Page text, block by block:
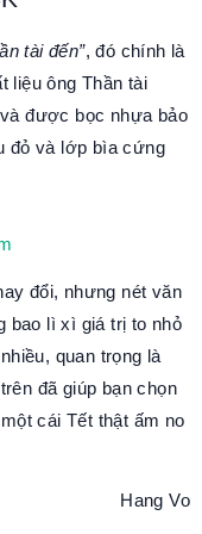
tài đến”, đó chính là
liệu ông Thần tài
được bọc nhựa bảo
đỏ và lớp bìa cứng
đổi, nhưng nét văn
bao lì xì giá trị to nhỏ
quan trọng là
đã giúp bạn chọn
cái Tết thật ấm no
Hang Vo